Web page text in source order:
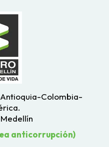
Colombia-
anticorrupción)